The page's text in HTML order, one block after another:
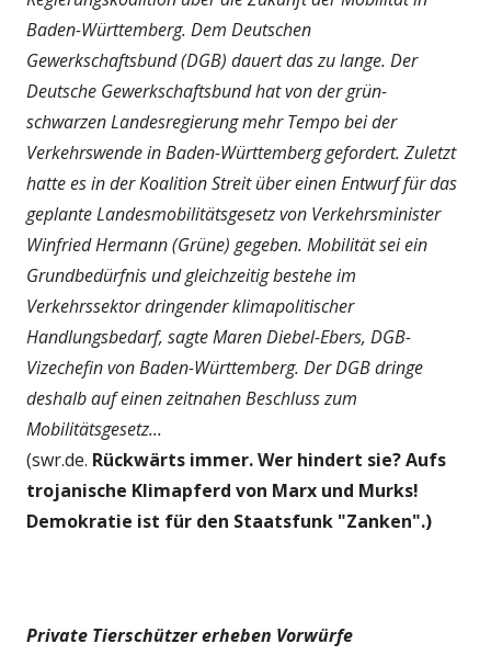
Baden-Württemberg. Dem Deutschen
Gewerkschaftsbund (DGB) dauert das zu lange. Der
Deutsche Gewerkschaftsbund hat von der grün-
schwarzen Landesregierung mehr Tempo bei der
Verkehrswende in Baden-Württemberg gefordert. Zuletzt
hatte es in der Koalition Streit über einen Entwurf für das
geplante Landesmobilitätsgesetz von Verkehrsminister
Winfried Hermann (Grüne) gegeben. Mobilität sei ein
Grundbedürfnis und gleichzeitig bestehe im
Verkehrssektor dringender klimapolitischer
Handlungsbedarf, sagte Maren Diebel-Ebers, DGB-
Vizechefin von Baden-Württemberg. Der DGB dringe
deshalb auf einen zeitnahen Beschluss zum
Mobilitätsgesetz...
(swr.de. Rückwärts immer. Wer hindert sie? Aufs
trojanische Klimapferd von Marx und Murks!
Demokratie ist für den Staatsfunk "Zanken".)
Private Tierschützer erheben Vorwürfe